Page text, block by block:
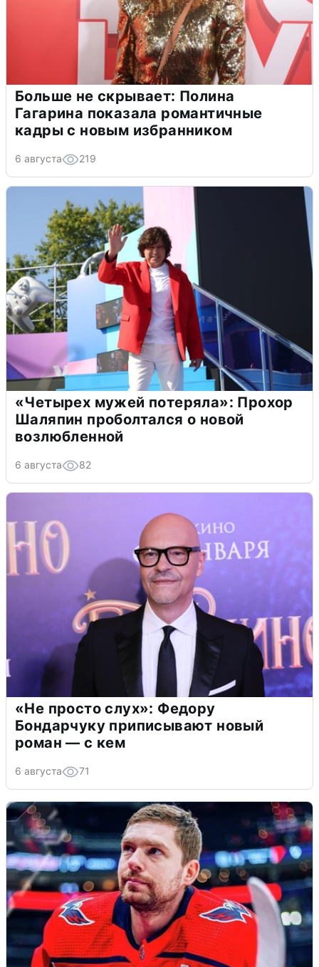
Больше не скрывает: Полина
Гагарина показала романтичные
кадры с новым избранником
6 августа 219
«Четырех мужей потеряла»: Прохор
Шаляпин проболтался о новой
возлюбленной
6 августа 82
«Не просто слух»: Федору
Бондарчуку приписывают новый
роман — с кем
6 августа 71